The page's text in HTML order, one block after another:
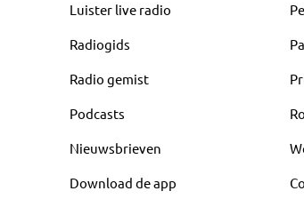
Luister live radio
Radiogids
Radio gemist
Podcasts
Nieuwsbrieven
Download de app